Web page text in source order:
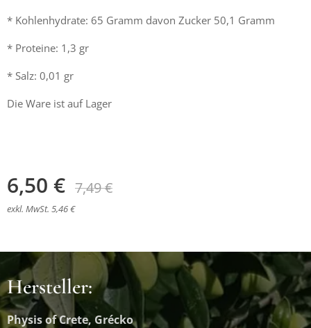
* Kohlenhydrate: 65 Gramm davon Zucker 50,1 Gramm
* Proteine: 1,3 gr
* Salz: 0,01 gr
Die Ware ist auf Lager
6,50 € 7,49€
exkl. MwSt. 5,46 €
Hersteller:
Physis of Crete, Grécko